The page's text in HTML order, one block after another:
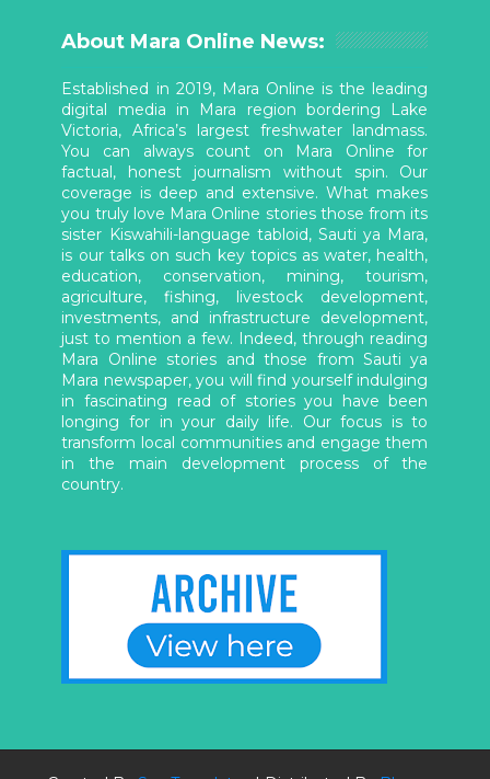
About Mara Online News:
Established in 2019, Mara Online is the leading
digital media in Mara region bordering Lake
Victoria, Africa’s largest freshwater landmass.
You can always count on Mara Online for
factual, honest journalism without spin. Our
coverage is deep and extensive. What makes
you truly love Mara Online stories those from its
sister Kiswahili-language tabloid, Sauti ya Mara,
is our talks on such key topics as water, health,
education, conservation, mining, tourism,
agriculture, fishing, livestock development,
investments, and infrastructure development,
just to mention a few. Indeed, through reading
Mara Online stories and those from Sauti ya
Mara newspaper, you will find yourself indulging
in fascinating read of stories you have been
longing for in your daily life. Our focus is to
transform local communities and engage them
in the main development process of the
country.